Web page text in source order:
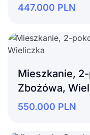
447.000 PLN
Mieszkanie,
Zbożówa,
550.000 PLN